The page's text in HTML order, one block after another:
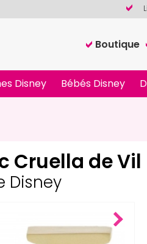
Boutique
Disney Bébés Disney
Cruella de Vil
Disney
Next